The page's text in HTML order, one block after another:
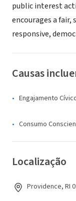
public interest
encourages a fair,
responsive,
Causas
Engajamento
Consumo
Localização
Providence, RI